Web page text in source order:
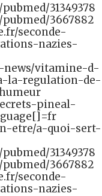
31349378
3667882
seconde-
nazies-
vitamine-d-
la-regulation-de-
pineal-
etre/a-quoi-sert-
31349378
3667882
seconde-
nazies-